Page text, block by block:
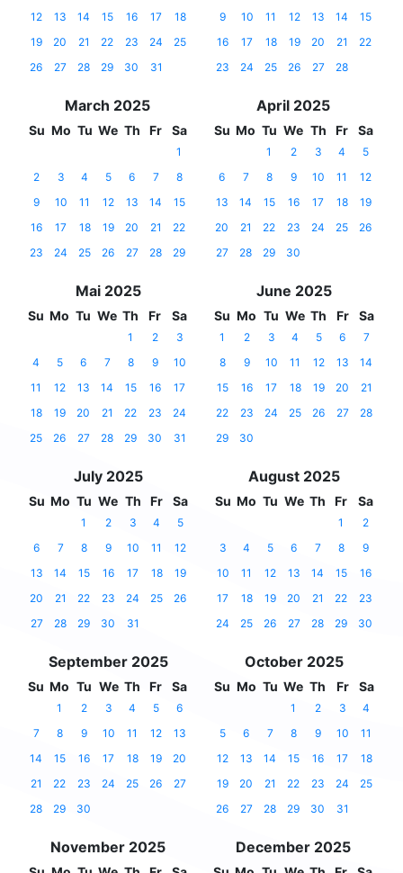
12
13 14 15 16 17
18
19
20 21 22 23 24
25
26
27 28 29 30 31
9
10 11 12 13 14
15
16
17 18 19 20 21
22
23
24 25 26 27 28
March 2025
Su Mo Tu We Th Fr Sa
1
2
3 4 5 6 7
8
9
10 11 12 13 14
15
16
17 18 19 20 21
22
23
24 25 26 27 28 29
April 2025
Su Mo Tu We Th Fr Sa
1 2 3 4
5
6
7 8 9 10 11
12
13
14 15 16 17 18
19
20
21 22 23 24 25
26
27
28 29 30
Mai 2025
Su Mo Tu We Th Fr Sa
1 2
3
4
5 6 7 8 9
10
11
12 13 14 15 16
17
18
19 20 21 22 23
24
25
26 27 28 29 30 31
June 2025
Su Mo Tu We Th Fr Sa
1 2 3 4 5 6
7
8
9 10 11 12 13
14
15
16 17 18 19 20
21
22
23 24 25 26 27
28
29
30
July 2025
Su Mo Tu We Th Fr Sa
1 2 3 4
5
6
7 8 9 10 11
12
13
14 15 16 17 18
19
20
21 22 23 24 25
26
27
28 29 30 31
August 2025
Su Mo Tu We Th Fr Sa
1
2
3
4 5 6 7 8
9
10
11 12 13 14 15
16
17
18 19 20 21 22
23
24
25 26 27 28 29 30
September 2025
Su Mo Tu We Th Fr Sa
1 2 3 4 5
6
7
8 9 10 11 12
13
14
15 16 17 18 19
20
21
22 23 24 25 26
27
28
29 30
October 2025
Su Mo Tu We Th Fr Sa
1 2 3
4
5
6 7 8 9 10
11
12
13 14 15 16 17
18
19
20 21 22 23 24
25
26
27 28 29 30 31
November 2025 December 2025